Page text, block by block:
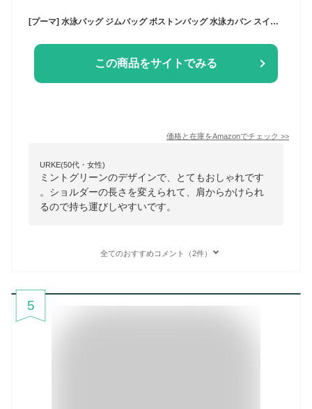
[プーマ] 水泳バッグ ジムバッグ ボストンバッグ 水泳カバン スイミング 部活 収納 プーマ スタイル スイム グリップ バッグ 079041 1 cm 25年春夏カラー ミント/ペールレモン(11)
この商品をサイトでみる
価格と在庫をAmazonでチェック >>
URKE(50代・女性)
ミントグリーンのデザインで、とてもおしゃれです
。ショルダーの長さを変えられて、肩からかけられ
るので持ち運びしやすいです。
全てのおすすめコメント（2件）
5